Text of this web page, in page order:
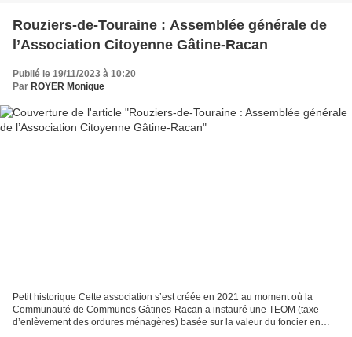
Rouziers-de-Touraine : Assemblée générale de
l’Association Citoyenne Gâtine-Racan
Publié le 19/11/2023 à 10:20
Par ROYER Monique
Petit historique Cette association s’est créée en 2021 au moment où la
Communauté de Communes Gâtines-Racan a instauré une TEOM (taxe
d’enlèvement des ordures ménagères) basée sur la valeur du foncier en